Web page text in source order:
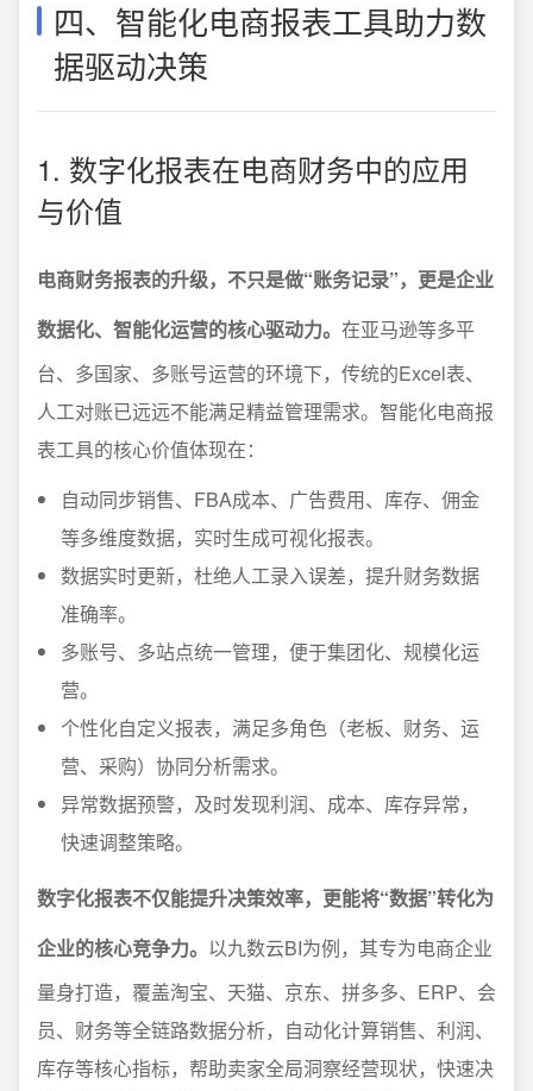
四、智能化电商报表工具助力数
据驱动决策
1. 数字化报表在电商财务中的应用
与价值
电商财务报表的升级，不只是做“账务记录”，更是企业
数据化、智能化运营的核心驱动力。 在亚马逊等多平
台、多国家、多账号运营的环境下，传统的Excel表、
人工对账已远远不能满足精益管理需求。智能化电商报
表工具的核心价值体现在：
自动同步销售、FBA成本、广告费用、库存、佣金
等多维度数据，实时生成可视化报表。
数据实时更新，杜绝人工录入误差，提升财务数据
准确率。
多账号、多站点统一管理，便于集团化、规模化运
营。
个性化自定义报表，满足多角色（老板、财务、运
营、采购）协同分析需求。
异常数据预警，及时发现利润、成本、库存异常，
快速调整策略。
数字化报表不仅能提升决策效率，更能将“数据”转化为
企业的核心竞争力。 以九数云BI为例，其专为电商企业
量身打造，覆盖淘宝、天猫、京东、拼多多、ERP、会
员、财务等全链路数据分析，自动化计算销售、利润、
库存等核心指标，帮助卖家全局洞察经营现状，快速决